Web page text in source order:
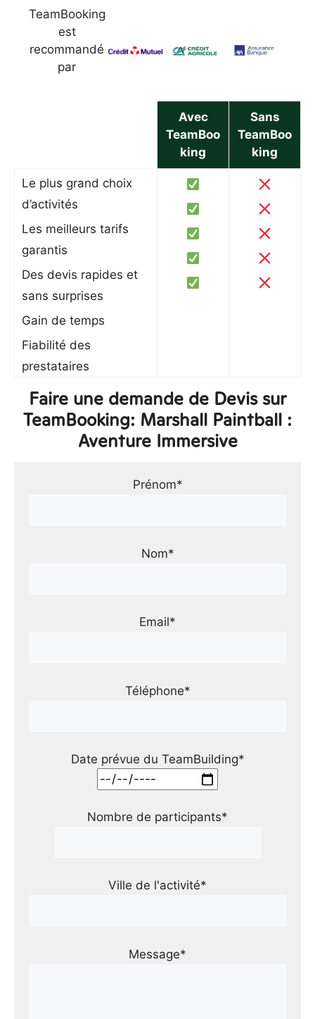
TeamBooking
est
recommandé
par
Avec
TeamBoo
king
Sans
TeamBoo
king
Le plus grand choix
d’activités
Les meilleurs tarifs
garantis
Des devis rapides et
sans surprises
Gain de temps
Fiabilité des
prestataires
Faire une demande de Devis sur
TeamBooking: Marshall Paintball :
Aventure Immersive
Prénom*
Nom*
Email*
Téléphone*
Date prévue du TeamBuilding*
Nombre de participants*
Ville de l'activité*
Message*